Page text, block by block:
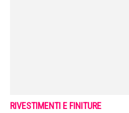
RIVESTIMENTI E FINITURE